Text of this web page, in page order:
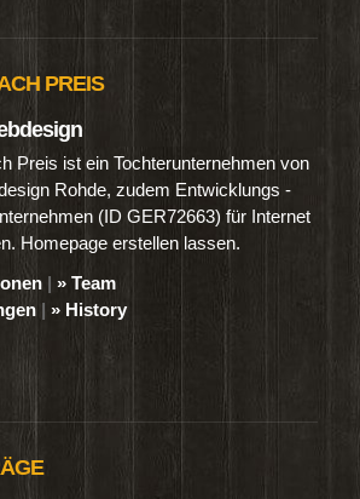
PREIS
Preis ist ein Tochterunternehmen von
Rohde, zudem Entwicklungs -
(ID GER72663) für Internet
Homepage erstellen lassen.
| » Team
| » History